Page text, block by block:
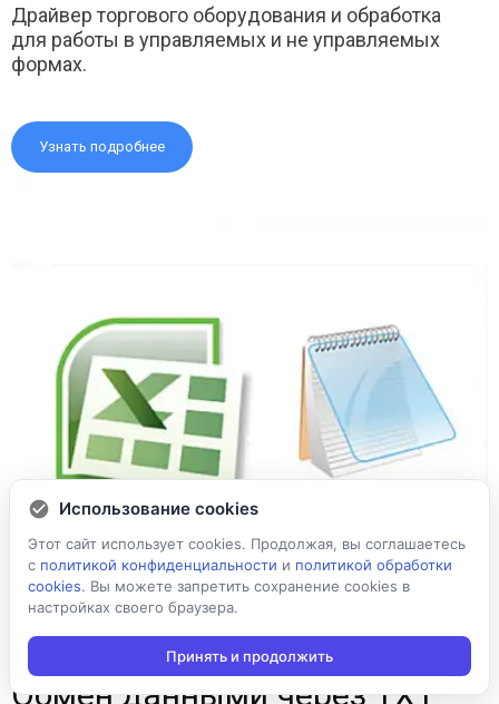
Драйвер торгового оборудования и обработка
для работы в управляемых и не управляемых
формах.
Узнать подробнее
Обмен данными через TXT
Использование cookies
Этот сайт использует cookies. Продолжая, вы соглашаетесь
с политикой конфиденциальности и политикой обработки
cookies. Вы можете запретить сохранение cookies в
настройках своего браузера.
Принять и продолжить